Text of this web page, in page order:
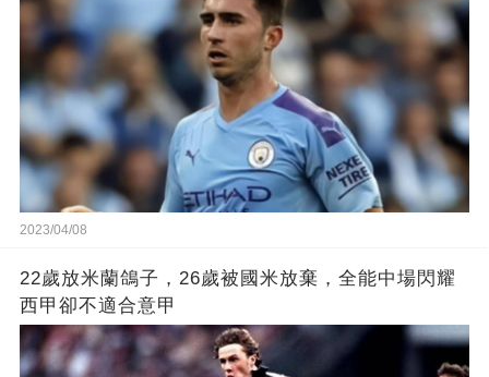
2023/04/08
22歲放米蘭鴿子，26歲被國米放棄，全能中場閃耀
西甲卻不適合意甲